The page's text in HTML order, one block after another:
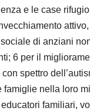
e le case
di anziani
6 per il
spettro
famiglie nella loro
familiari,